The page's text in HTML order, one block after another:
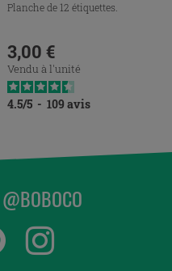
Planche de 12 étiquettes.
Prix
3,00 €
Vendu à l'unité
4.5/5 - 109 avis